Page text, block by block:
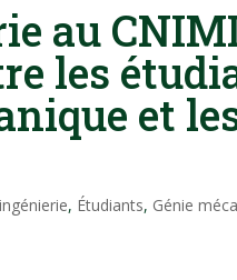
au
les
et
, Étudiants, Génie